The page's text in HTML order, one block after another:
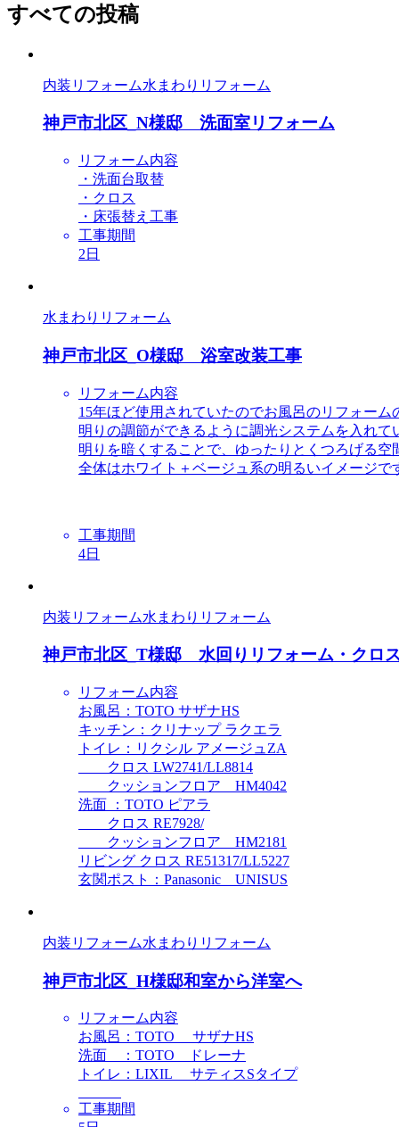
すべての投稿
内装リフォーム水まわりリフォーム
神戸市北区_N様邸 洗面室リフォーム
リフォーム内容
・洗面台取替
・クロス
・床張替え工事
工事期間
2日
水まわりリフォーム
神戸市北区_О様邸 浴室改装工事
リフォーム内容
15年ほど使用されていたのでお風呂のリフォー
明りの調節ができるように調光システムを入れて
明りを暗くすることで、ゆったりとくつろげる
全体はホワイト＋ベージュ系の明るいイメージ
工事期間
4日
内装リフォーム水まわりリフォーム
神戸市北区_T様邸 水回りリフォーム・クロ
リフォーム内容
お風呂：TOTO サザナHS
キッチン：クリナップ ラクエラ
トイレ：リクシル アメージュZA
クロス LW2741/LL8814
クッションフロア HM4042
洗面 ：TOTO ピアラ
クロス RE7928/
クッションフロア HM2181
リビング クロス RE51317/LL5227
玄関ポスト：Panasonic UNISUS
内装リフォーム水まわりリフォーム
神戸市北区_H様邸和室から洋室へ
リフォーム内容
お風呂：TOTO サザナHS
洗面 ：TOTO ドレーナ
トイレ：LIXIL サティスSタイプ
工事期間